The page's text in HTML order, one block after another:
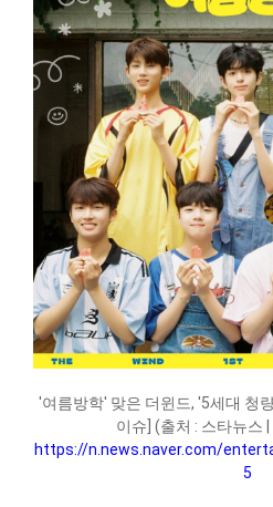
'여름방학' 맞은 더윈드, '5세대 청
이슈] (출처 : 스타뉴스
https://n.news.naver.com/
5